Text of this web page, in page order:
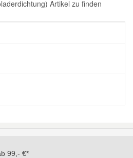
Artikel zu finden
99,- €*